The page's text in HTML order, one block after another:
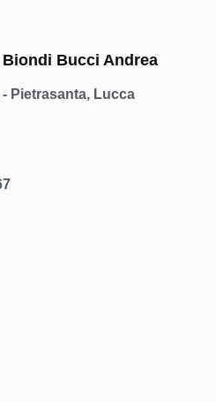
Bucci Andrea
Pietrasanta, Lucca